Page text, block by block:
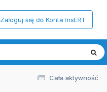
Zaloguj się do Konta InsERT
Cała aktywność